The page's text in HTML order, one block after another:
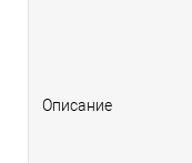
Описание